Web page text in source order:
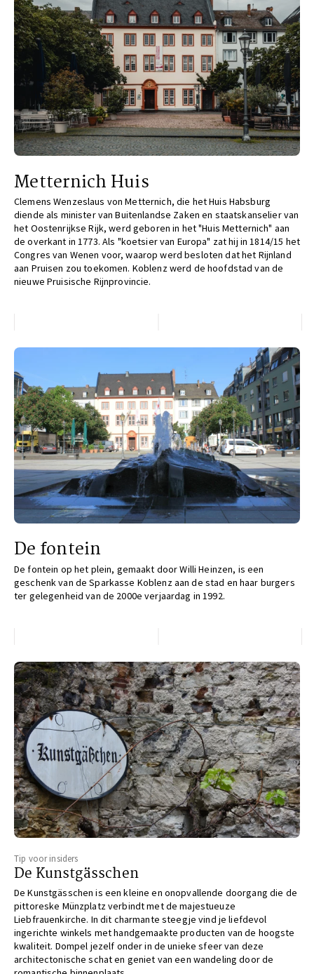
Metternich Huis
Clemens Wenzeslaus von Metternich, die het Huis Habsburg
diende als minister van Buitenlandse Zaken en staatskanselier van
het Oostenrijkse Rijk, werd geboren in het "Huis Metternich" aan
de overkant in 1773. Als "koetsier van Europa" zat hij in 1814/15 het
Congres van Wenen voor, waarop werd besloten dat het Rijnland
aan Pruisen zou toekomen. Koblenz werd de hoofdstad van de
nieuwe Pruisische Rijnprovincie.
De fontein
De fontein op het plein, gemaakt door Willi Heinzen, is een
geschenk van de Sparkasse Koblenz aan de stad en haar burgers
ter gelegenheid van de 2000e verjaardag in 1992.
Tip voor insiders
De Kunstgässchen
De Kunstgässchen is een kleine en onopvallende doorgang die de
pittoreske Münzplatz verbindt met de majestueuze
Liebfrauenkirche. In dit charmante steegje vind je liefdevol
ingerichte winkels met handgemaakte producten van de hoogste
kwaliteit. Dompel jezelf onder in de unieke sfeer van deze
architectonische schat en geniet van een wandeling door de